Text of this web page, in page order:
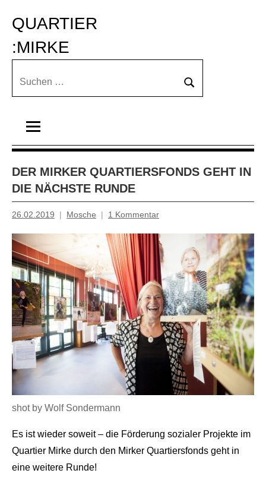
Inhalt
springen
QUARTIER
:MIRKE
Suchen
Suchen
DER MIRKER QUARTIERSFONDS GEHT IN
DIE NÄCHSTE RUNDE
26.02.2019 Mosche 1 Kommentar
shot by Wolf Sondermann
Es ist wieder soweit – die Förderung sozialer Projekte im
Quartier Mirke durch den Mirker Quartiersfonds geht in
eine weitere Runde!